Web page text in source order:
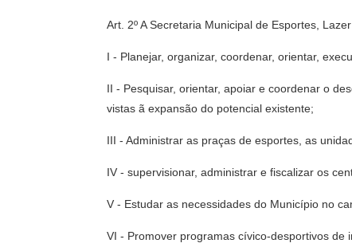
Art. 2º A Secretaria Municipal de Esportes,
I - Planejar, organizar, coordenar, orientar,
II - Pesquisar, orientar, apoiar e coordenar o
vistas ã expansão do potencial existente;
III - Administrar as praças de esportes, as
IV - supervisionar, administrar e fiscalizar os
V - Estudar as necessidades do Município no
VI - Promover programas cívico-desportivos de